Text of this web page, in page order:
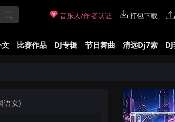
音乐人/作者认证 打包下载
比赛作品 DJ专辑 节日舞曲 清远Dj7索
语女)
Previous